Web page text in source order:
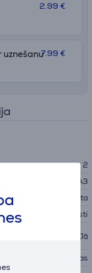
2.99 €
7.99 €
2
A3
standarta
mīksti
Jā
90 dienas